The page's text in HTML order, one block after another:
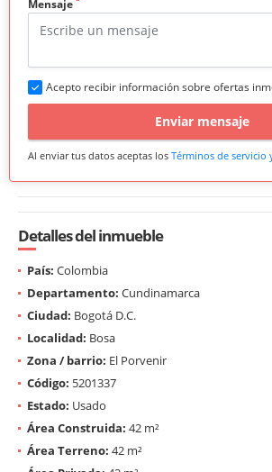
Mensaje
Acepto recibir información sobre ofertas
Enviar mensaje
Al enviar tus datos aceptas los Términos de servicio
Detalles del inmueble
País: Colombia
Departamento: Cundinamarca
Ciudad: Bogotá D.C.
Localidad: Bosa
Zona / barrio: El Porvenir
Código: 5201337
Estado: Usado
Área Construida: 42 m²
Área Terreno: 42 m²